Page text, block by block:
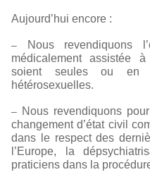
Aujourd’hui encore :
–
Nous revendiquons
médicalement assistée
soient seules ou en
hétérosexuelles.
– Nous revendiquons
changement d’état civil
dans le respect des
l’Europe, la
praticiens dans la